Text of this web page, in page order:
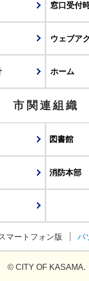
窓口受付
ウェブア
ホーム
市関連組織
図書館
消防本部
マートフォン版 パ
© CITY OF KASAMA.